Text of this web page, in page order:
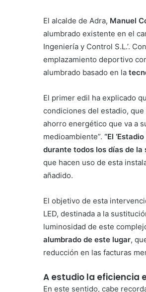
El alcalde de Adra, Manuel
alumbrado existente en el
Ingeniería y Control S.L.’.
emplazamiento deportivo
alumbrado basado en la
El primer edil ha explicado
condiciones del estadio,
ahorro energético que va a
medioambiente”. “El
durante todos los días de la
que hacen uso de esta
añadido.
El objetivo de esta
LED, destinada a la
luminosidad de este
alumbrado de este lugar,
reducción en las facturas
A estudio la eficiencia
En este sentido, cabe